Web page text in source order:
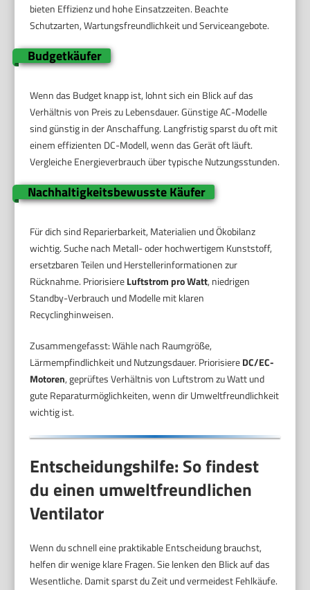
bieten Effizienz und hohe Einsatzzeiten. Beachte
Schutzarten, Wartungsfreundlichkeit und Serviceangebote.
Budgetkäufer
Wenn das Budget knapp ist, lohnt sich ein Blick auf das
Verhältnis von Preis zu Lebensdauer. Günstige AC-Modelle
sind günstig in der Anschaffung. Langfristig sparst du oft mit
einem effizienten DC-Modell, wenn das Gerät oft läuft.
Vergleiche Energieverbrauch über typische Nutzungsstunden.
Nachhaltigkeitsbewusste Käufer
Für dich sind Reparierbarkeit, Materialien und Ökobilanz
wichtig. Suche nach Metall- oder hochwertigem Kunststoff,
ersetzbaren Teilen und Herstellerinformationen zur
Rücknahme. PriorisiereLuftstrom pro Watt, niedrigen
Standby-Verbrauch und Modelle mit klaren
Recyclinghinweisen.
Zusammengefasst: Wähle nach Raumgröße,
Lärmempfindlichkeit und Nutzungsdauer. PriorisiereDC/EC-
Motoren, geprüftes Verhältnis von Luftstrom zu Watt und
gute Reparaturmöglichkeiten, wenn dir Umweltfreundlichkeit
wichtig ist.
Entscheidungshilfe: So findest
du einen umweltfreundlichen
Ventilator
Wenn du schnell eine praktikable Entscheidung brauchst,
helfen dir wenige klare Fragen. Sie lenken den Blick auf das
Wesentliche. Damit sparst du Zeit und vermeidest Fehlkäufe.